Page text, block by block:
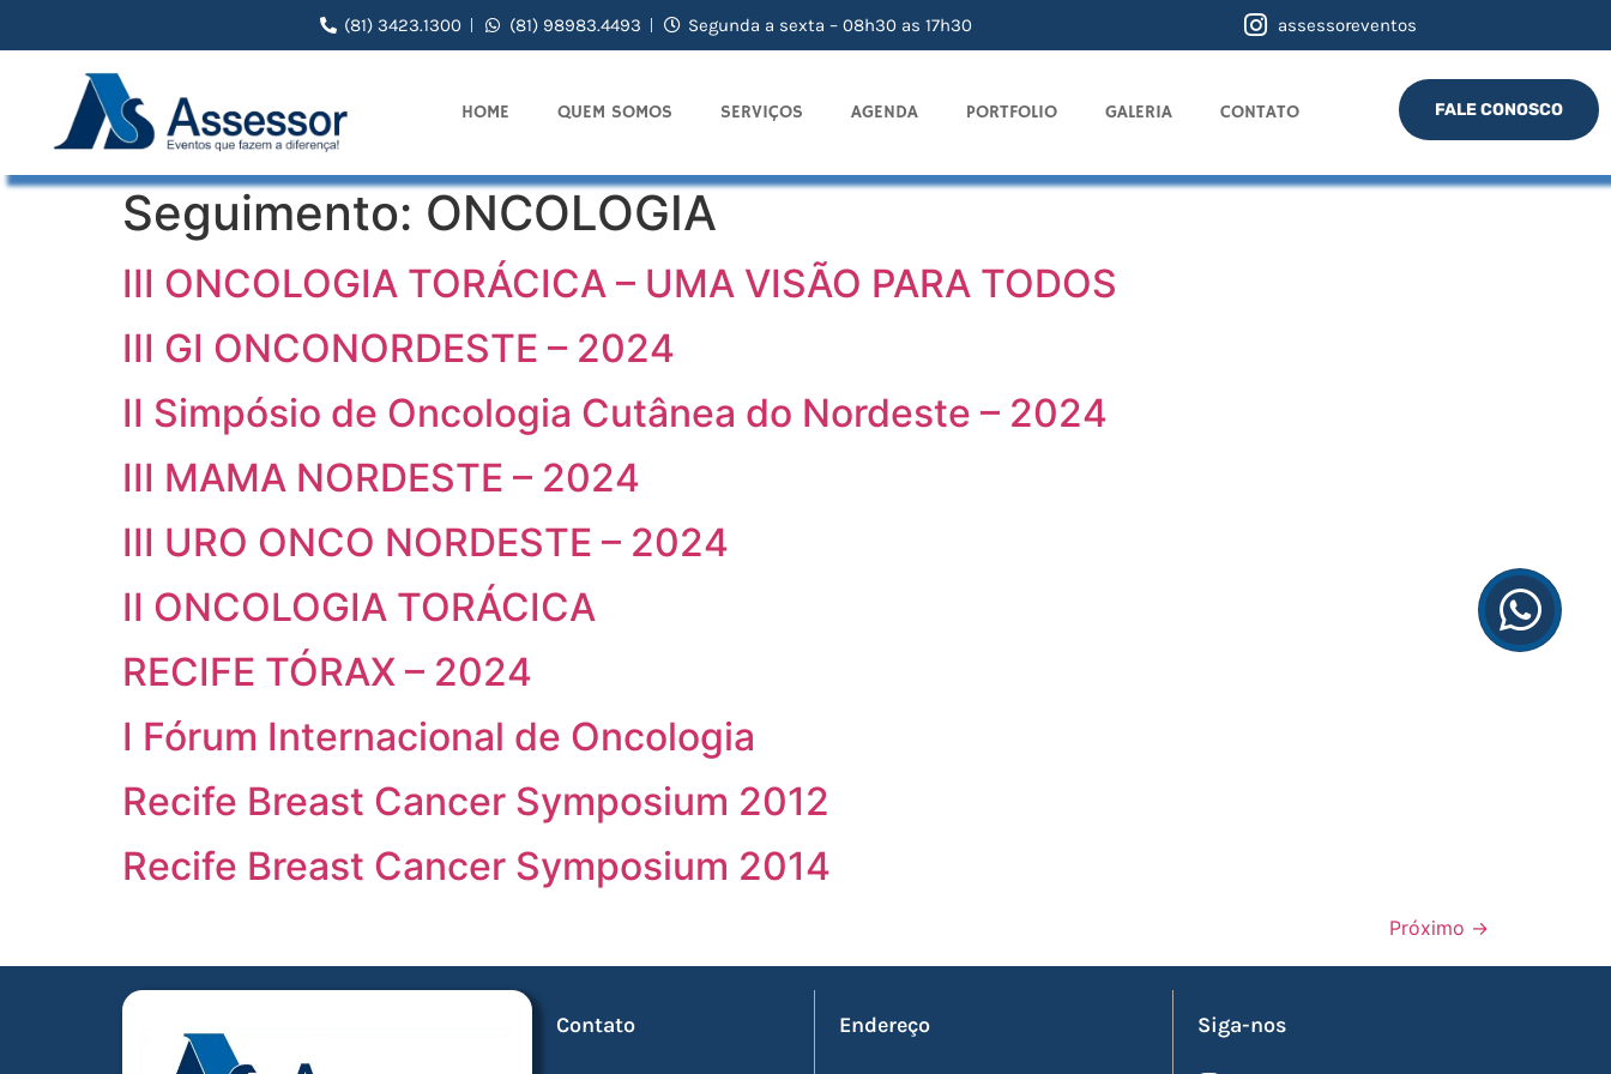
(81) 3423.1300 (81) 98983.4493 Segunda a sexta – 08h30 as 17h30 assessoreventos
HOME QUEM SOMOS SERVIÇOS AGENDA PORTFOLIO GALERIA CONTATO FALE CONOSCO
Seguimento: ONCOLOGIA
III ONCOLOGIA TORÁCICA – UMA VISÃO PARA TODOS
III GI ONCONORDESTE – 2024
II Simpósio de Oncologia Cutânea do Nordeste – 2024
III MAMA NORDESTE – 2024
III URO ONCO NORDESTE – 2024
II ONCOLOGIA TORÁCICA
RECIFE TÓRAX – 2024
I Fórum Internacional de Oncologia
Recife Breast Cancer Symposium 2012
Recife Breast Cancer Symposium 2014
Próximo →
Contato Endereço Siga-nos